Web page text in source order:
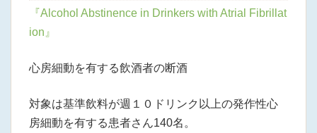
『Alcohol Abstinence in Drinkers with Atrial Fibrillat
ion』
心房細動を有する飲酒者の断酒
対象は基準飲料が週１０ドリンク以上の発作性心
房細動を有する患者さん140名。